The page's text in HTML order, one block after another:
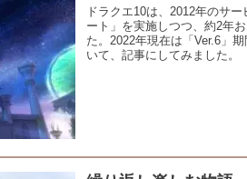
ドラクエ10は、2012年のサ
ート」を実施しつつ、約2年
た。2022年現在は「Ver.6」
いて、記事にしてみました。